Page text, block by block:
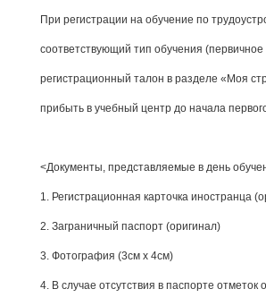
При регистрации на обучение по
соответствующий тип обучения
регистрационный талон в разделе «Моя
прибыть в учебный центр до начала
<Документы, представляемые в день
1. Регистрационная карточка иностранца
2. Заграничный паспорт (оригинал)
3. Фотография (3см х 4см)
4. В случае отсутствия в паспорте